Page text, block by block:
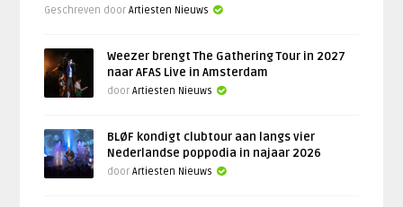
Geschreven doorArtiesten Nieuws
Weezer brengt The Gathering Tour in 2027
naar AFAS Live in Amsterdam
doorArtiesten Nieuws
BLØF kondigt clubtour aan langs vier
Nederlandse poppodia in najaar 2026
doorArtiesten Nieuws